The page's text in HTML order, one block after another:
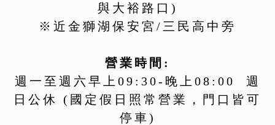
與大裕路口)
※近金獅湖保安宮/三民高中旁
營業時間:
週一至週六早上09:30-晚上08:00 週
日公休 (國定假日照常營業，門口皆可
停車)